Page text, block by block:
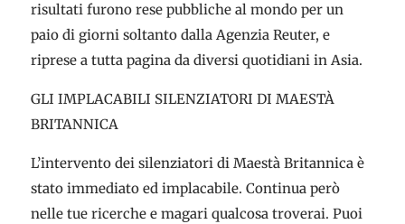
risultati furono rese pubbliche al mondo per un
paio di giorni soltanto dalla Agenzia Reuter, e
riprese a tutta pagina da diversi quotidiani in Asia.
GLI IMPLACABILI SILENZIATORI DI MAESTÀ
BRITANNICA
L’intervento dei silenziatori di Maestà Britannica è
stato immediato ed implacabile. Continua però
nelle tue ricerche e magari qualcosa troverai. Puoi